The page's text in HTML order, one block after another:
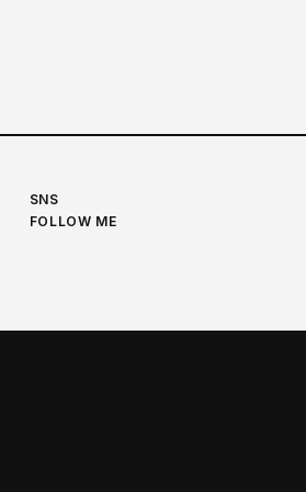
SNS
FOLLOW ME